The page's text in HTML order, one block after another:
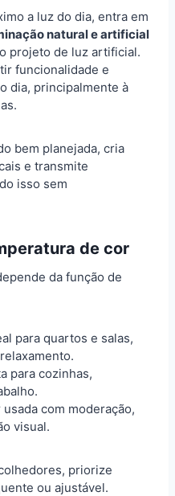
a luz do dia, entra em
natural e artificial
projeto de luz artificial.
funcionalidade e
dia, principalmente à
bem planejada, cria
e transmite
isso sem
de cor
da função de
para quartos e salas,
para cozinhas,
com moderação,
visual.
priorize
ou ajustável.